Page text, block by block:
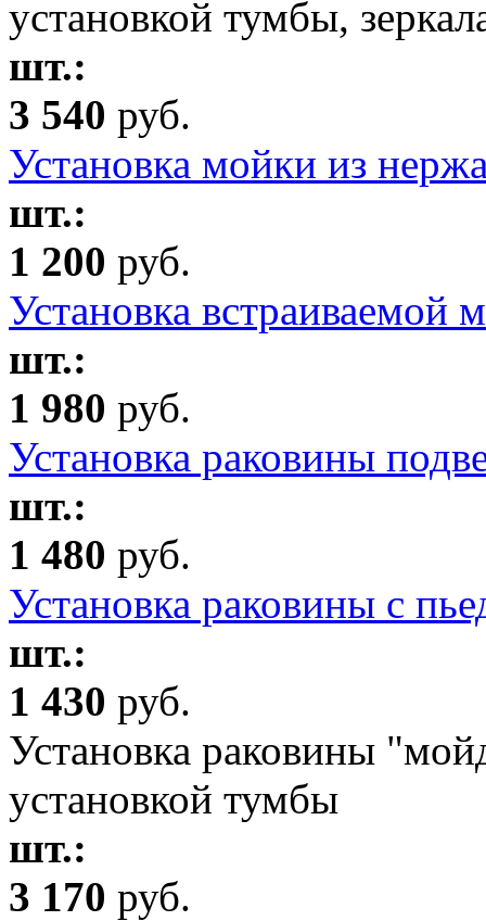
установкой тумбы,
шт.:
3 540 руб.
Установка мойки из
шт.:
1 200 руб.
Установка встраиваемой
шт.:
1 980 руб.
Установка раковины
шт.:
1 480 руб.
Установка раковины с
шт.:
1 430 руб.
Установка раковины
установкой тумбы
шт.:
3 170 руб.